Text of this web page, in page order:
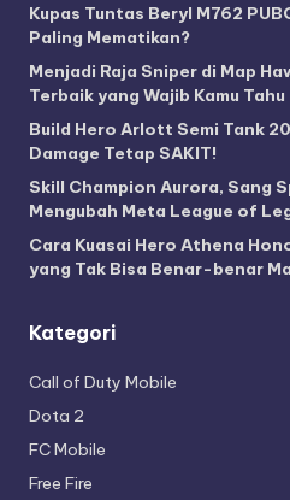
Kupas Tuntas Beryl M762
Paling Mematikan?
Menjadi Raja Sniper di Map
Terbaik yang Wajib Kamu Tahu
Build Hero Arlott Semi Tank
Damage Tetap SAKIT!
Skill Champion Aurora, Sang
Mengubah Meta League of
Cara Kuasai Hero Athena
yang Tak Bisa Benar-benar
Kategori
Call of Duty Mobile
Dota 2
FC Mobile
Free Fire